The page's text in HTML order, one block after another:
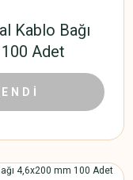
Kablo Bağı
Adet
632,40 TL